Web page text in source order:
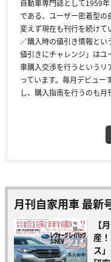
自動車専門誌として1959
である、ユーザー密着型の
変えず現在も刊行を続けて
／購入時の値引き情報と
値引きにチャレンジ」はユ
車購入交渉を行うというリ
っています。毎月デビュ
し、購入指南を行うのも月
月刊自家用車 最新
【
産
ス